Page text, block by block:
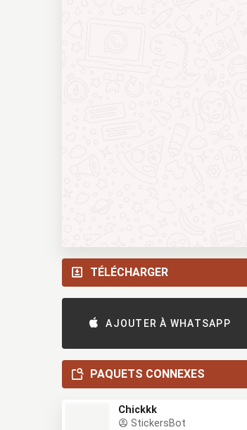
TÉLÉCHARGER
AJOUTER À WHATSAPP
PAQUETS CONNEXES
Chickkk
StickersBot